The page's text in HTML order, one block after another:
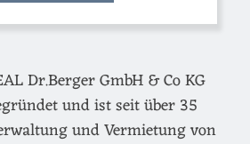
Dr.Berger GmbH & Co KG
und ist seit über 35
und Vermietung von